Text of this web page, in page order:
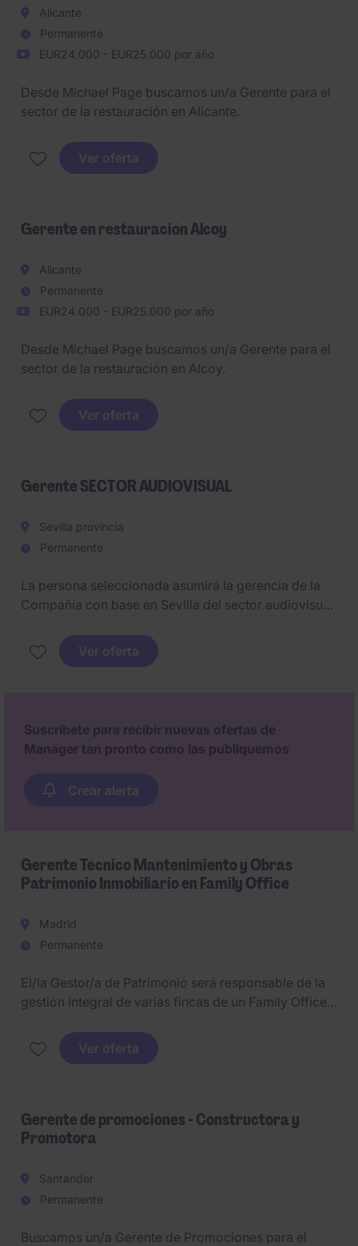
Alicante
Permanente
EUR24.000 - EUR25.000 por año
Desde Michael Page buscamos un/a Gerente para el
sector de la restauración en Alicante.
Ver oferta
Gerente en restauración Alcoy
Alicante
Permanente
EUR24.000 - EUR25.000 por año
Desde Michael Page buscamos un/a Gerente para el
sector de la restauración en Alcoy.
Ver oferta
Gerente SECTOR AUDIOVISUAL
Sevilla provincia
Permanente
La persona seleccionada asumirá la gerencia de la
Compañía con base en Sevilla del sector audiovisual.
una perspectiva integral de negocio, garantizando la
eficiencia operativa, la rentabilidad de los proyectos
los agentes relevantes del sector.
Ver oferta
Suscríbete para recibir nuevas ofertas de
Manager tan pronto como las publiquemos
Crear alerta
Gerente Técnico Mantenimiento y Obras
Patrimonio Inmobiliario en Family Office
Madrid
Permanente
El/la Gestor/a de Patrimonio será responsable de la
gestión integral de varias fincas de un Family Office,
humano. Su misión será asegurar la conservación y
revalorización del patrimonio, gestionando
normativo, actuando como interlocutor con
propiedad y administraciones.
Ver oferta
Gerente de promociones - Constructora y
Promotora
Santander
Permanente
Buscamos un/a Gerente de Promociones para el